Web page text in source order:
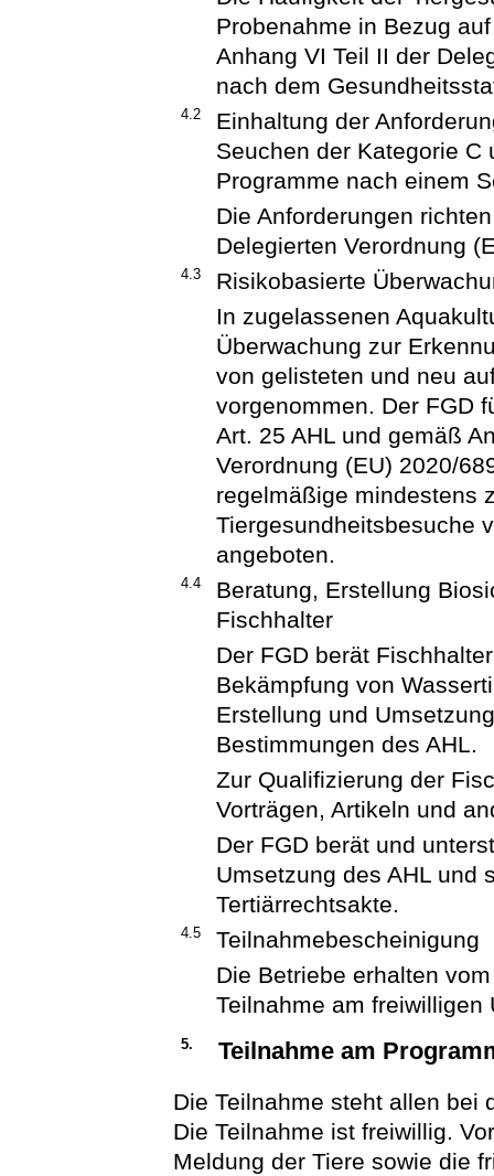
Probenahme in Bezug
Anhang VI Teil II der
nach dem
4.2
Einhaltung der
Seuchen der Kategorie C
Programme nach einem
Die Anforderungen
Delegierten Verordnung
4.3
Risikobasierte
In zugelassenen
Überwachung zur
von gelisteten und neu
vorgenommen. Der FGD
Art. 25 AHL und gemäß
Verordnung (EU) 2020/
regelmäßige mindestens
Tiergesundheitsbesuche
angeboten.
4.4
Beratung, Erstellung
Fischhalter
Der FGD berät
Bekämpfung von
Erstellung und
Bestimmungen des AHL.
Zur Qualifizierung der
Vorträgen, Artikeln und
Der FGD berät und
Umsetzung des AHL und
Tertiärrechtsakte.
4.5
Teilnahmebescheinigung
Die Betriebe erhalten
Teilnahme am freiwilligen
5. Teilnahme am
Die Teilnahme steht allen bei
Die Teilnahme ist freiwillig.
Meldung der Tiere sowie die